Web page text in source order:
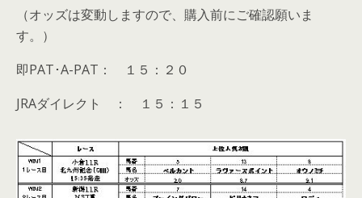
（オッズは変動しますので、購入前にご確認願いま
す。）
即PAT･A-PAT： １５：２０
JRAダイレクト ： １５：１５